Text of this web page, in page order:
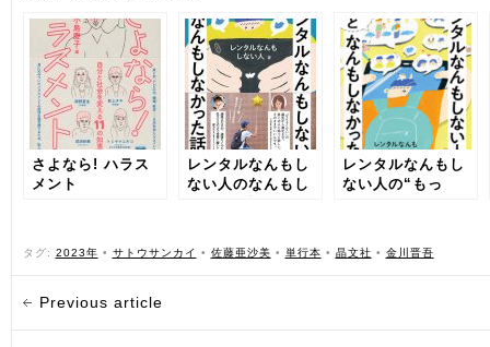
さよなら! ハラス
メント
レンタルなんもし
ない人のなんもし
レンタルなんもし
ない人の“もっ
タグ: 2023年 • サトウサンカイ • 佐藤亜沙美 • 単行本 • 晶文社 • 金川晋吾
Previous article